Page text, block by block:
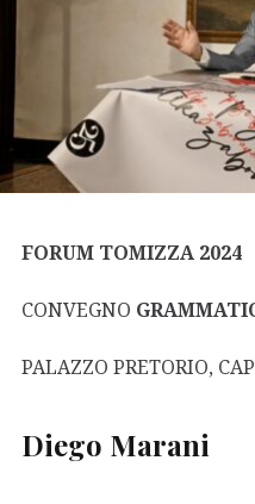
FORUM TOMIZZA 2024
CONVEGNO
PALAZZO PRETORIO,
Diego Marani